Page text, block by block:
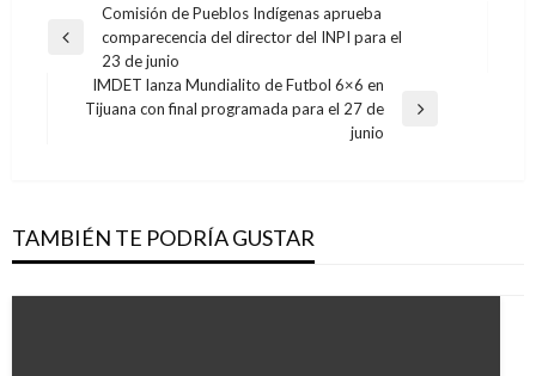
Navegación
de
entradas
Entrada
Comisión de Pueblos Indígenas aprueba
comparecencia del director del INPI para el
23 de junio
Entrada
IMDET lanza Mundialito de Futbol 6×6 en
Tijuana con final programada para el 27 de
junio
TAMBIÉN TE PODRÍA GUSTAR